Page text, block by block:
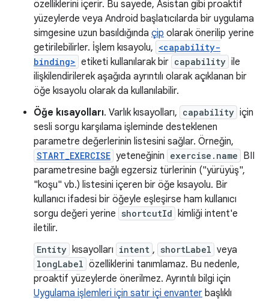
özelliklerini içerir. Bu sayede, Asistan gibi proaktif
yüzeylerde veya Android başlatıcılarda bir uygulama
simgesine uzun basıldığında çip olarak önerilip yerine
getirilebilirler. İşlem kısayolu, <capability-
binding> etiketi kullanılarak bir capability ile
ilişkilendirilerek aşağıda ayrıntılı olarak açıklanan bir
öğe kısayolu olarak da kullanılabilir.
Öğe kısayolları. Varlık kısayolları, capability için
sesli sorgu karşılama işleminde desteklenen
parametre değerlerinin listesini sağlar. Örneğin,
START_EXERCISE yeteneğinin exercise.name BII
parametresine bağlı egzersiz türlerinin ("yürüyüş",
"koşu" vb.) listesini içeren bir öğe kısayolu. Bir
kullanıcı ifadesi bir öğeyle eşleşirse ham kullanıcı
sorgu değeri yerine shortcutId kimliği intent'e
iletilir.
Entity kısayolları intent , shortLabel veya
longLabel özelliklerini tanımlamaz. Bu nedenle,
proaktif yüzeylerde önerilmez. Ayrıntılı bilgi için
Uygulama işlemleri için satır içi envanter başlıklı